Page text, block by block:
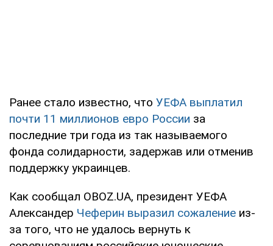
Ранее стало известно, что УЕФА выплатил
почти 11 миллионов евро России за
последние три года из так называемого
фонда солидарности, задержав или отменив
поддержку украинцев.
Как сообщал OBOZ.UA, президент УЕФА
Александер Чеферин выразил сожаление из-
за того, что не удалось вернуть к